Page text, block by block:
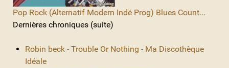
Pop Rock (Alternatif Modern Indé Prog) Blues Count...
Dernières chroniques (suite)
Robin beck - Trouble Or Nothing - Ma Discothèque
Idéale